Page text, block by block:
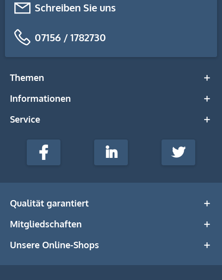
Schreiben Sie uns
07156 / 1782730
Themen
Informationen
Service
stempel-
Media
Facebook LinkedIn Twitter
Qualität garantiert
Mitgliedschaften
Unsere Online-Shops